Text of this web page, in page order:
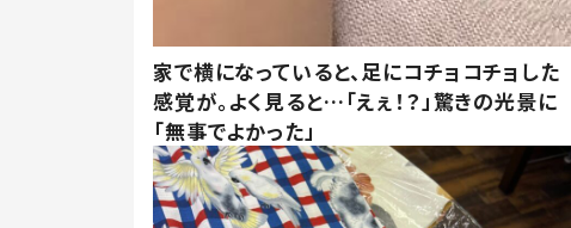
家で横になっていると、足にコチョコチョした
感覚が。よく見ると…「えぇ！？」驚きの光景に
「無事でよかった」